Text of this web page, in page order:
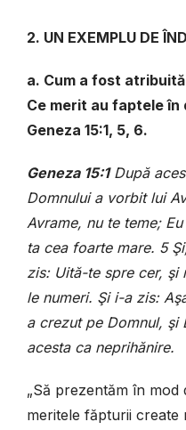
2. UN EXEMPLU DE
a. Cum a fost
Ce merit au faptele
Geneza 15:1, 5, 6.
Geneza 15:1După
Domnului a vorbit lui
Avrame, nu te teme;
ta cea foarte mare. 5
zis: Uită-te spre cer, şi
le numeri. Şi i-a zis:
a crezut pe Domnul,
acesta ca neprihănire.
„Să prezentăm în
meritele făpturii create